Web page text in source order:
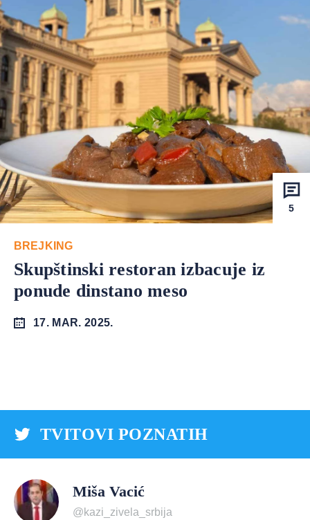
5
BREJKING
Skupštinski restoran izbacuje iz
ponude dinstano meso
17. MAR. 2025.
TVITOVI POZNATIH
Miša Vacić
@kazi_zivela_srbija